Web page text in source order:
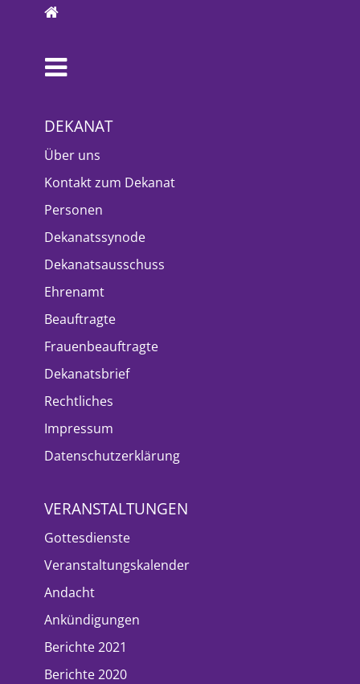
DEKANAT
Über uns
Kontakt zum Dekanat
Personen
Dekanatssynode
Dekanatsausschuss
Ehrenamt
Beauftragte
Frauenbeauftragte
Dekanatsbrief
Rechtliches
Impressum
Datenschutzerklärung
VERANSTALTUNGEN
Gottesdienste
Veranstaltungskalender
Andacht
Ankündigungen
Berichte 2021
Berichte 2020